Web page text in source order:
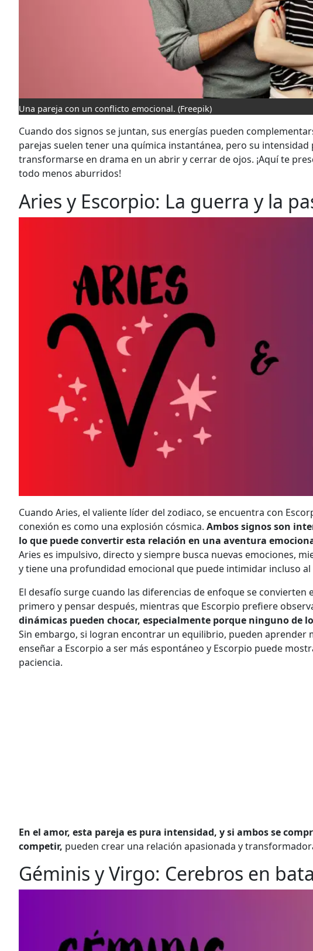
Una pareja con un conflicto emocional. (Freepik)
Cuando dos signos se juntan, sus energías pueden
parejas suelen tener una química instantánea, pero su
transformarse en drama en un abrir y cerrar de ojos. ¡Aquí te
todo menos aburridos!
Aries y Escorpio: La guerra y la
Cuando Aries, el valiente líder del zodiaco, se encuentra con
conexión es como una explosión cósmica. Ambos signos son
lo que puede convertir esta relación en una aventura
Aries es impulsivo, directo y siempre busca nuevas emociones,
y tiene una profundidad emocional que puede intimidar incluso al
El desafío surge cuando las diferencias de enfoque se
primero y pensar después, mientras que Escorpio prefiere
dinámicas pueden chocar, especialmente porque ninguno de
Sin embargo, si logran encontrar un equilibrio, pueden aprender
enseñar a Escorpio a ser más espontáneo y Escorpio puede
paciencia.
En el amor, esta pareja es pura intensidad, y si ambos se
competir, pueden crear una relación apasionada y
Géminis y Virgo: Cerebros en